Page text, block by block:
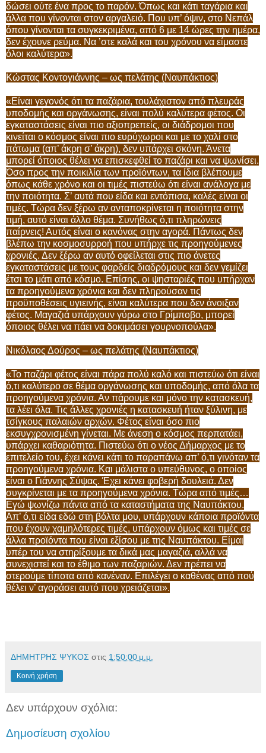
δώσει ούτε ένα προς το παρόν. Όπως και κάτι ταγάρια και
άλλα που γίνονται στον αργαλειό. Που υπ’ όψιν, στο Νεπάλ
όπου γίνονται τα συγκεκριμένα, από 6 με 14 ώρες την ημέρα,
δεν έχουνε ρεύμα. Να ’στε καλά και του χρόνου να είμαστε
όλοι καλύτερα».
Κώστας Κοντογιάννης – ως πελάτης (Ναυπάκτιος)
«Είναι γεγονός ότι τα παζάρια, τουλάχιστον από πλευράς
υποδομής και οργάνωσης, είναι πολύ καλύτερα φέτος. Οι
εγκαταστάσεις είναι πιο αξιοπρεπείς, οι διάδρομοι που
κινείται ο κόσμος είναι πιο ευρύχωροι και με το χαλί στο
πάτωμα (απ’ άκρη σ’ άκρη), δεν υπάρχει σκόνη. Άνετα
μπορεί όποιος θέλει να επισκεφθεί το παζάρι και να ψωνίσει.
Όσο προς την ποικιλία των προϊόντων, τα ίδια βλέπουμε
όπως κάθε χρόνο και οι τιμές πιστεύω ότι είναι ανάλογα με
την ποιότητα. Σ’ αυτά που είδα και εντόπισα, καλές είναι οι
τιμές. Τώρα δεν ξέρω αν ανταποκρίνεται η ποιότητα στην
τιμή, αυτό είναι άλλο θέμα. Συνήθως ό,τι πληρώνεις
παίρνεις! Αυτός είναι ο κανόνας στην αγορά. Πάντως δεν
βλέπω την κοσμοσυρροή που υπήρχε τις προηγούμενες
χρονιές. Δεν ξέρω αν αυτό οφείλεται στις πιο άνετες
εγκαταστάσεις με τους φαρδείς διαδρόμους και δεν γεμίζει
έτσι το μάτι από κόσμο. Επίσης, οι ψησταριές που υπήρχαν
τα προηγούμενα χρόνια και δεν πληρούσαν τις
προϋποθέσεις υγιεινής, είναι καλύτερα που δεν άνοιξαν
φέτος. Μαγαζιά υπάρχουν γύρω στο Γρίμποβο, μπορεί
όποιος θέλει να πάει να δοκιμάσει γουρνοπούλα».
Νικόλαος Δούρος – ως πελάτης (Ναυπάκτιος)
«Το παζάρι φέτος είναι πάρα πολύ καλό και πιστεύω ότι είναι
ό,τι καλύτερο σε θέμα οργάνωσης και υποδομής, από όλα τα
προηγούμενα χρόνια. Αν πάρουμε και μόνο την κατασκευή,
τα λέει όλα. Τις άλλες χρονιές η κατασκευή ήταν ξύλινη, με
τσίγκους παλαιών αρχών. Φέτος είναι όσο πιο
εκσυγχρονισμένη γίνεται. Με άνεση ο κόσμος περπατάει,
υπάρχει καθαριότητα. Πιστεύω ότι ο νέος Δήμαρχος με το
επιτελείο του, έχει κάνει κάτι το παραπάνω απ’ ό,τι γινόταν τα
προηγούμενα χρόνια. Και μάλιστα ο υπεύθυνος, ο οποίος
είναι ο Γιάννης Σύψας. Έχει κάνει φοβερή δουλειά. Δεν
συγκρίνεται με τα προηγούμενα χρόνια. Τώρα από τιμές…
Εγώ ψωνίζω πάντα από τα καταστήματα της Ναυπάκτου.
Απ’ ό,τι είδα εδώ στη βόλτα μου, υπάρχουν κάποια προϊόντα
που έχουν χαμηλότερες τιμές, υπάρχουν όμως και τιμές σε
άλλα προϊόντα που είναι εξίσου με της Ναυπάκτου. Είμαι
υπέρ του να στηρίξουμε τα δικά μας μαγαζιά, αλλά να
συνεχιστεί και το έθιμο των παζαριών. Δεν πρέπει να
στερούμε τίποτα από κανέναν. Επιλέγει ο καθένας από πού
θέλει ν’ αγοράσει αυτό που χρειάζεται».
ΔΗΜΗΤΡΗΣ ΨΥΚΟΣ στις 1:50:00 μ.μ.
Κοινή χρήση
Δεν υπάρχουν σχόλια:
Δημοσίευση σχολίου